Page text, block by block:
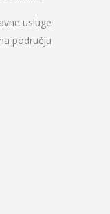
usluge
području